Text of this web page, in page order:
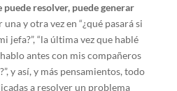
puede resolver, puede generar
una y otra vez en “¿qué pasará si
jefa?”, “la última vez que hablé
hablo antes con mis compañeros
y así, y más pensamientos, todo
a resolver un problema